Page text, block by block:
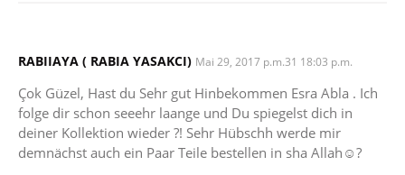
RABIIAYA ( RABIA YASAKCI) SAYS:
Mai 29, 2017 p.m.31 18:03 p.m.
Çok Güzel, Hast du Sehr gut Hinbekommen Esra Abla . Ich
folge dir schon seeehr laange und Du spiegelst dich in
deiner Kollektion wieder ?! Sehr Hübschh werde mir
demnächst auch ein Paar Teile bestellen in sha Allah☺?